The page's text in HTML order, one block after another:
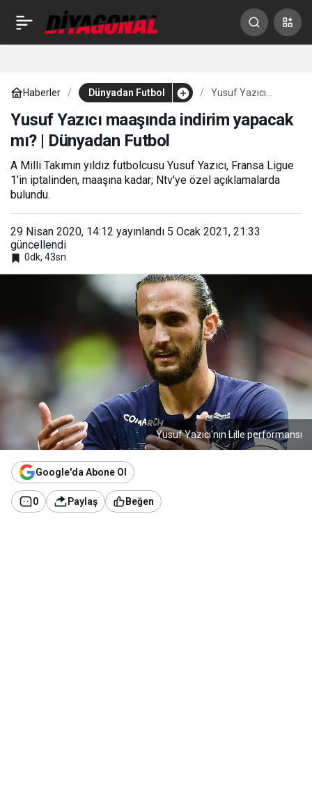
Haberler Dünyadan Futbol
Yusuf Yazıcı
yapacak mı? |
Dünyadan Futbol
Yusuf Yazıcı maaşında indirim yapacak
mı? | Dünyadan Futbol
A Milli Takımın yıldız futbolcusu Yusuf Yazıcı, Fransa Ligue
1'in iptalinden, maaşına kadar; Ntv'ye özel açıklamalarda
bulundu.
29 Nisan 2020, 14:12 yayınlandı 5 Ocak 2021, 21:33
güncellendi
0dk, 43sn
Yusuf Yazıcı'nın Lille performansı
Google'da Abone Ol
0 Paylaş Beğen
Bruma, Galatasaray’a
menajerinden net yanıt
0 Paylaş